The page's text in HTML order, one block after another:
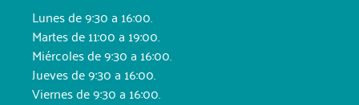
Lunes de 9:30 a 16:00.
Martes de 11:00 a 19:00.
Miércoles de 9:30 a 16:00.
Jueves de 9:30 a 16:00.
Viernes de 9:30 a 16:00.